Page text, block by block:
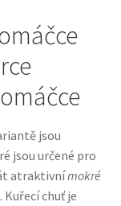
kvalitou
jsou
jsou určené pro
atraktivnímokré
chuť je